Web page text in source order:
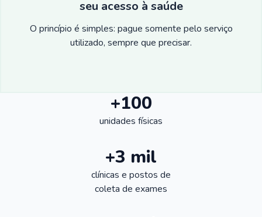
seu acesso à saúde
O princípio é simples: pague somente pelo serviço
utilizado, sempre que precisar.
+100
unidades físicas
+3 mil
clínicas e postos de
coleta de exames